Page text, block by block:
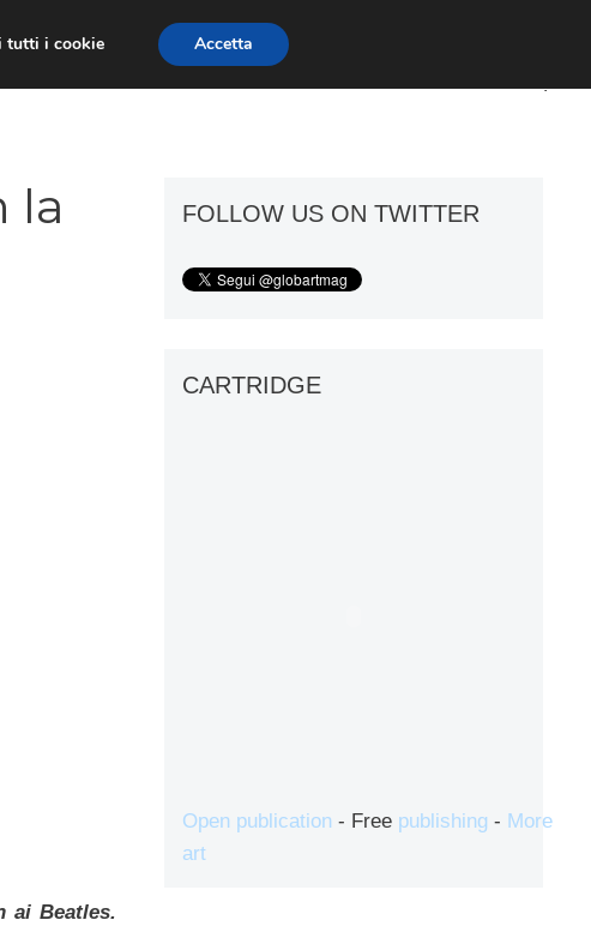
ART GOSSIP FIERE GALLERIE
la
ai Beatles.
FOLLOW US ON TWITTER
CARTRIDGE
Open publication - Free publishing - More
art
tutti i cookie
Accetta